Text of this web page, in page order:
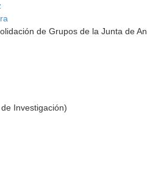
de Grupos de la Junta de
Investigación)